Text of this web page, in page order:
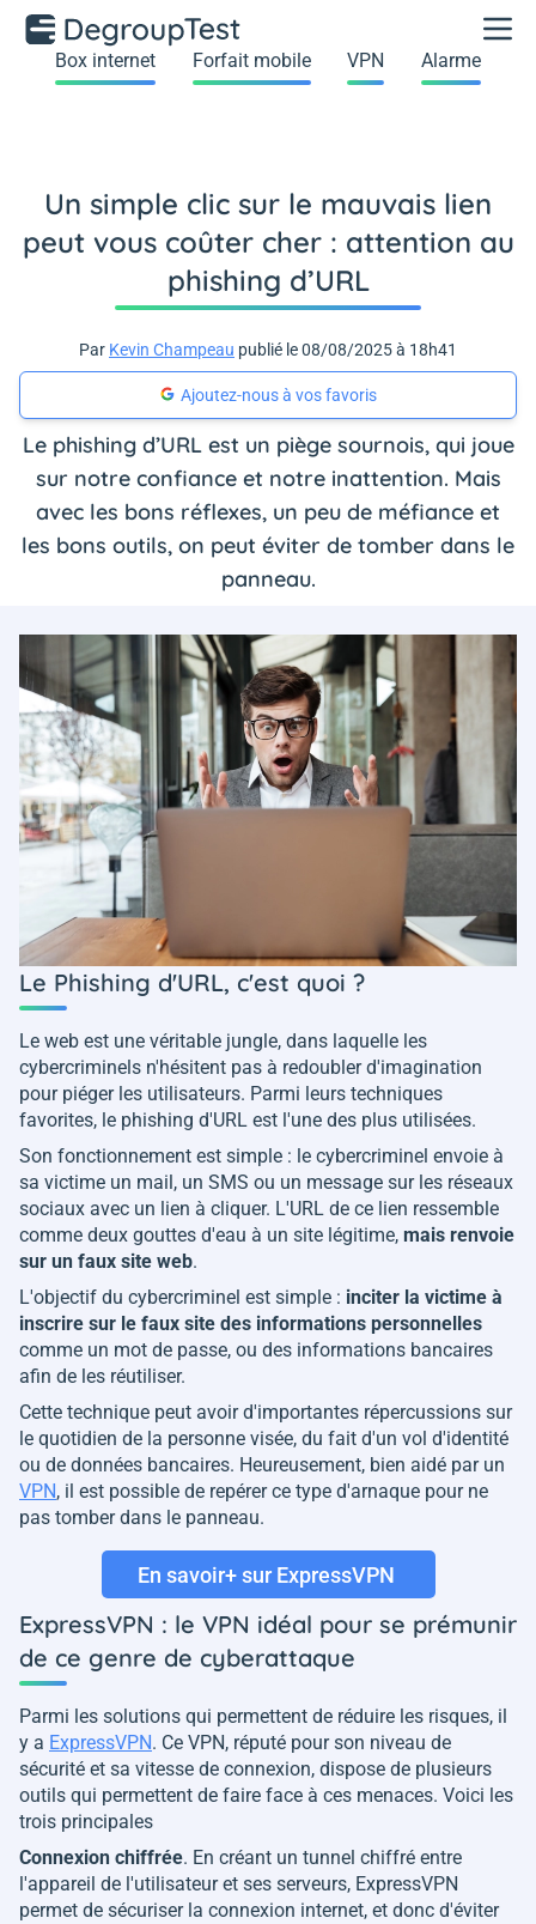
Box internet Forfait mobile VPN Alarme
Un simple clic sur le mauvais lien
peut vous coûter cher : attention au
phishing d’URL
Par Kevin Champeau publié le 08/08/2025 à 18h41
Ajoutez-nous à vos favoris
Le phishing d’URL est un piège sournois, qui joue
sur notre confiance et notre inattention. Mais
avec les bons réflexes, un peu de méfiance et
les bons outils, on peut éviter de tomber dans le
panneau.
Le Phishing d'URL, c'est quoi ?
Le web est une véritable jungle, dans laquelle les
cybercriminels n'hésitent pas à redoubler d'imagination
pour piéger les utilisateurs. Parmi leurs techniques
favorites, le phishing d'URL est l'une des plus utilisées.
Son fonctionnement est simple : le cybercriminel envoie à
sa victime un mail, un SMS ou un message sur les réseaux
sociaux avec un lien à cliquer. L'URL de ce lien ressemble
comme deux gouttes d'eau à un site légitime, mais renvoie
sur un faux site web.
L'objectif du cybercriminel est simple : inciter la victime à
inscrire sur le faux site des informations personnelles
comme un mot de passe, ou des informations bancaires
afin de les réutiliser.
Cette technique peut avoir d'importantes répercussions sur
le quotidien de la personne visée, du fait d'un vol d'identité
ou de données bancaires. Heureusement, bien aidé par un
VPN, il est possible de repérer ce type d'arnaque pour ne
pas tomber dans le panneau.
En savoir+ sur ExpressVPN
ExpressVPN : le VPN idéal pour se prémunir
de ce genre de cyberattaque
Parmi les solutions qui permettent de réduire les risques, il
y a ExpressVPN. Ce VPN, réputé pour son niveau de
sécurité et sa vitesse de connexion, dispose de plusieurs
outils qui permettent de faire face à ces menaces. Voici les
trois principales
Connexion chiffrée. En créant un tunnel chiffré entre
l'appareil de l'utilisateur et ses serveurs, ExpressVPN
permet de sécuriser la connexion internet, et donc d'éviter